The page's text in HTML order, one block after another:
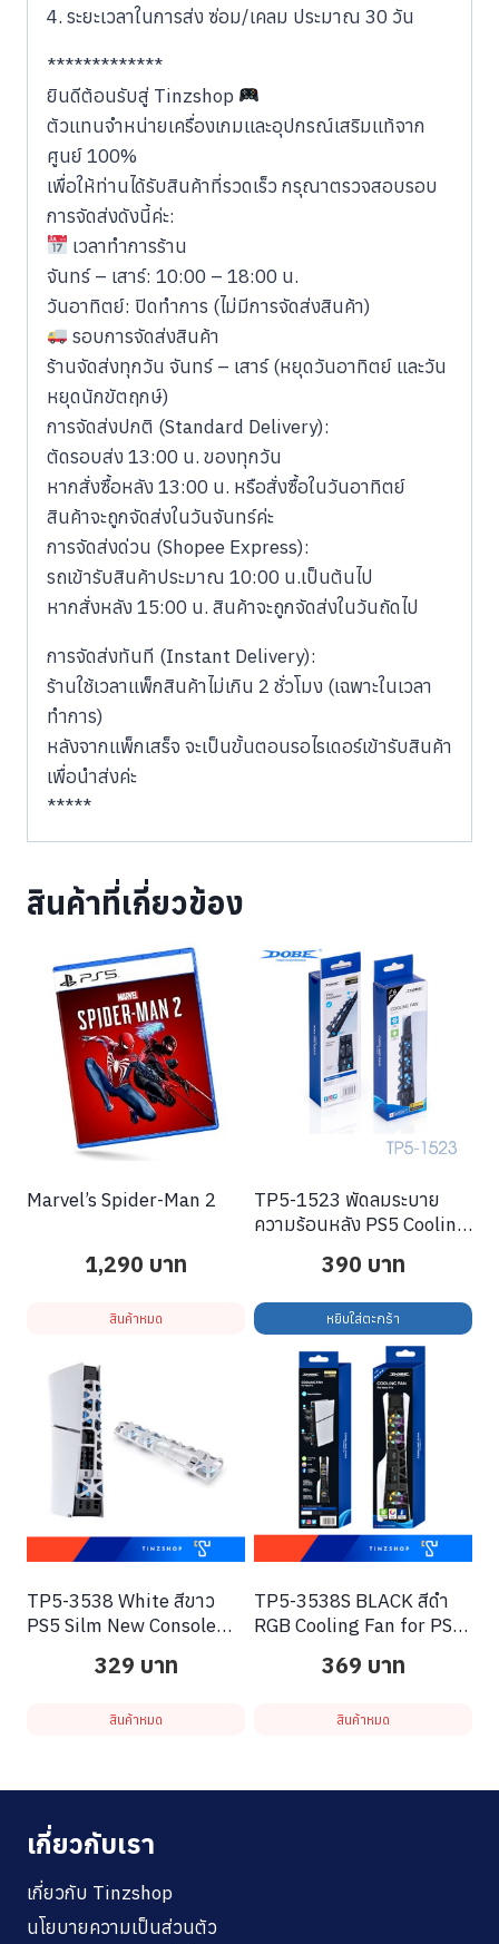
4. ระยะเวลาในการส่ง ซ่อม/เคลม ประมาณ 30 วัน
*************
ยินดีต้อนรับสู่ Tinzshop
​ตัวแทนจำหน่ายเครื่องเกมและอุปกรณ์เสริมแท้จาก
ศูนย์ 100%
​เพื่อให้ท่านได้รับสินค้าที่รวดเร็ว กรุณาตรวจสอบรอบ
การจัดส่งดังนี้ค่ะ:
เวลาทำการร้าน
​จันทร์ – เสาร์: 10:00 – 18:00 น.
​วันอาทิตย์: ปิดทำการ (ไม่มีการจัดส่งสินค้า)
รอบการจัดส่งสินค้า
​ร้านจัดส่งทุกวัน จันทร์ – เสาร์ (หยุดวันอาทิตย์ และวัน
หยุดนักขัตฤกษ์)
​การจัดส่งปกติ (Standard Delivery):
​ตัดรอบส่ง 13:00 น. ของทุกวัน
​หากสั่งซื้อหลัง 13:00 น. หรือสั่งซื้อในวันอาทิตย์
สินค้าจะถูกจัดส่งในวันจันทร์ค่ะ
​การจัดส่งด่วน (Shopee Express):
​รถเข้ารับสินค้าประมาณ 10:00 น.เป็นต้นไป
​หากสั่งหลัง 15:00 น. สินค้าจะถูกจัดส่งในวันถัดไป
​การจัดส่งทันที (Instant Delivery):
​ร้านใช้เวลาแพ็กสินค้าไม่เกิน 2 ชั่วโมง (เฉพาะในเวลา
ทำการ)
​หลังจากแพ็กเสร็จ จะเป็นขั้นตอนรอไรเดอร์เข้ารับสินค้า
เพื่อนำส่งค่ะ
​*****
สินค้าที่เกี่ยวข้อง
Marvel’s Spider-Man 2
1,290 บาท
สินค้าหมด
TP5-1523 พัดลมระบาย
ความร้อนหลัง PS5 Cooling
390 บาท
หยิบใส่ตะกร้า
TP5-3538 White สีขาว
PS5 Silm New Console
329 บาท
สินค้าหมด
TP5-3538S BLACK สีดำ
RGB Cooling Fan for PS5
Gaming Accessories with
369 บาท
สินค้าหมด
เกี่ยวกับเรา
เกี่ยวกับ Tinzshop
นโยบายความเป็นส่วนตัว